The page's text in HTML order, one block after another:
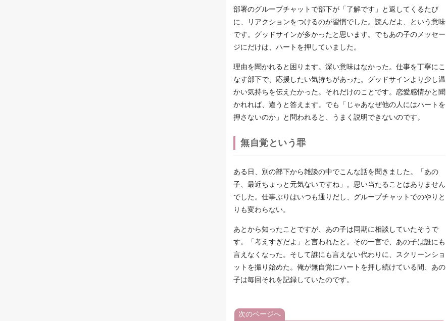
部署のグループチャットで部下が「了解です」と返してくるたび
に、リアクションをつけるのが習慣でした。読んだよ、という意味
です。グッドサインが多かったと思います。でもあの子のメッセー
ジにだけは、ハートを押していました。
理由を聞かれると困ります。深い意味はなかった。仕事を丁寧にこ
なす部下で、応援したい気持ちがあった。グッドサインより少し温
かい気持ちを伝えたかった。それだけのことです。恋愛感情かと聞
かれれば、違うと答えます。でも「じゃあなぜ他の人にはハートを
押さないのか」と問われると、うまく説明できないのです。
無自覚という罪
ある日、別の部下から雑談の中でこんな話を聞きました。「あの
子、最近ちょっと元気ないですね」。思い当たることはありません
でした。仕事ぶりはいつも通りだし、グループチャットでのやりと
りも変わらない。
あとから知ったことですが、あの子は同期に相談していたそうで
す。「考えすぎだよ」と言われたと。その一言で、あの子は誰にも
言えなくなった。そして誰にも言えない代わりに、スクリーンショ
ットを撮り始めた。俺が無自覚にハートを押し続けている間、あの
子は毎回それを記録していたのです。
次のページへ